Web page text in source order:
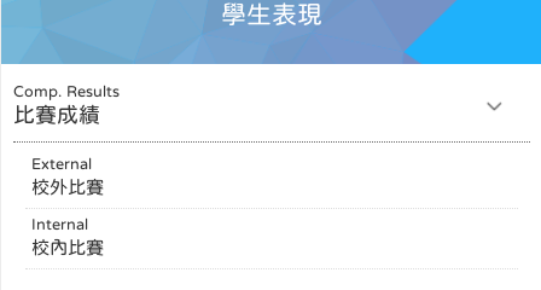
學生表現
Comp. Results
比賽成績
External
校外比賽
Internal
校內比賽